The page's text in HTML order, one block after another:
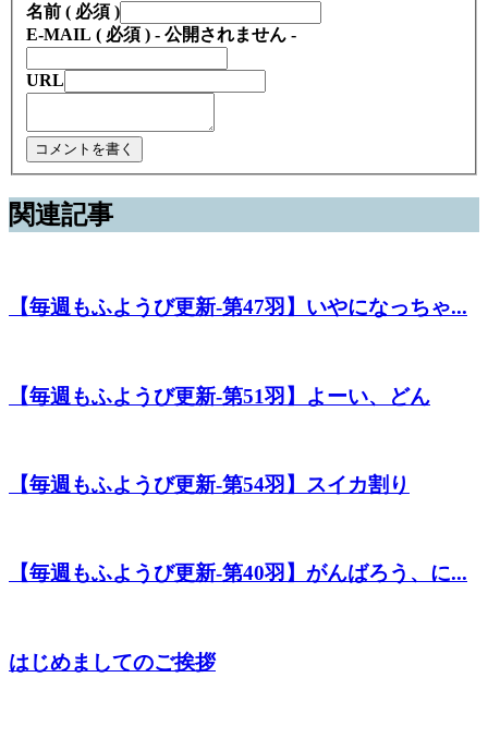
名前 ( 必須 )
E-MAIL ( 必須 ) - 公開されません -
URL
関連記事
【毎週もふようび更新-第47羽】いやになっちゃ...
【毎週もふようび更新-第51羽】よーい、どん
【毎週もふようび更新-第54羽】スイカ割り
【毎週もふようび更新-第40羽】がんばろう、に...
はじめましてのご挨拶